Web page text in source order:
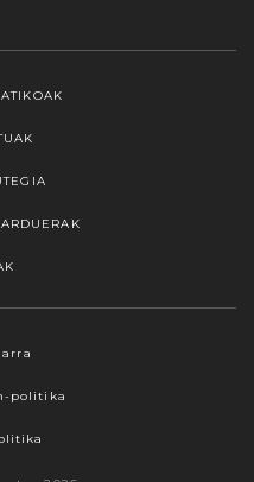
politika
erabiltzen ditu,
cookie aukera.
hauta dezakezu.